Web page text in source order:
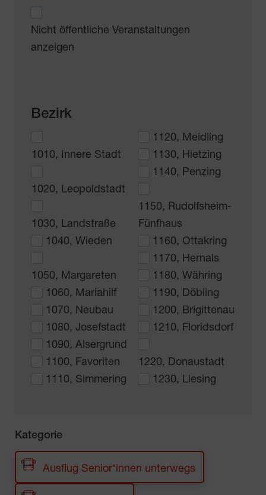
Nicht öffentliche Veranstaltungen
anzeigen
Bezirk
1010, Innere Stadt
1020, Leopoldstadt
1030, Landstraße
1040, Wieden
1050, Margareten
1060, Mariahilf
1070, Neubau
1080, Josefstadt
1090, Alsergrund
1100, Favoriten
1110, Simmering
1120, Meidling
1130, Hietzing
1140, Penzing
1150, Rudolfsheim-
Fünfhaus
1160, Ottakring
1170, Hernals
1180, Währing
1190, Döbling
1200, Brigittenau
1210, Floridsdorf
1220, Donaustadt
1230, Liesing
Kategorie
Ausflug Senior*innen unterwegs